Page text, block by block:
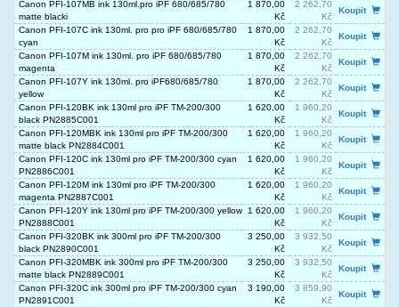
Canon PFI-107MB ink 130ml.pro iPF 680/685/780
matte blacki
1 870,00
Kč
2 262,70
Kč
Koupit
Canon PFI-107C ink 130ml. pro pro iPF 680/685/780
cyan
1 870,00
Kč
2 262,70
Kč
Koupit
Canon PFI-107M ink 130ml. pro iPF 680/685/780
magenta
1 870,00
Kč
2 262,70
Kč
Koupit
Canon PFI-107Y ink 130ml. pro iPF680/685/780
yellow
1 870,00
Kč
2 262,70
Kč
Koupit
Canon PFI-120BK ink 130ml pro iPF TM-200/300
black PN2885C001
1 620,00
Kč
1 960,20
Kč
Koupit
Canon PFI-120MBK ink 130ml pro iPF TM-200/300
matte black PN2884C001
1 620,00
Kč
1 960,20
Kč
Koupit
Canon PFI-120C ink 130ml pro iPF TM-200/300 cyan
PN2886C001
1 620,00
Kč
1 960,20
Kč
Koupit
Canon PFI-120M ink 130ml pro iPF TM-200/300
magenta PN2887C001
1 620,00
Kč
1 960,20
Kč
Koupit
Canon PFI-120Y ink 130ml pro iPF TM-200/300 yellow
PN2888C001
1 620,00
Kč
1 960,20
Kč
Koupit
Canon PFI-320BK ink 300ml pro iPF TM-200/300
black PN2890C001
3 250,00
Kč
3 932,50
Kč
Koupit
Canon PFI-320MBK ink 300ml pro iPF TM-200/300
matte black PN2889C001
3 250,00
Kč
3 932,50
Kč
Koupit
Canon PFI-320C ink 300ml pro iPF TM-200/300 cyan
PN2891C001
3 190,00
Kč
3 859,90
Kč
Koupit